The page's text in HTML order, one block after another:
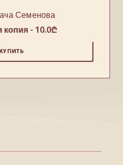
Семенова
- 10.0₾
КУПИТЬ